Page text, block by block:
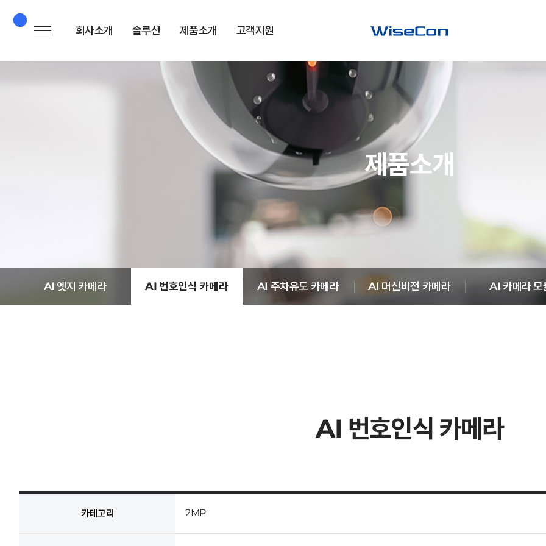
회사소개 솔루션
솔루션소개
보유기술소개
제품소개
AI 엣지 카메라
AI 번호인식
카메라
AI 주차유도
카메라
AI 카메라 모듈
IP 엔코더
고객지원
공지사항
뉴스룸
다운로드
FAQ 제품소개
AI 엣지 카메라 AI 번호인식 카메라 AI 주차유도 카메라 AI 머신비전 카메라 AI 카메라 모
AI 번호인식 카메라
카테고리 2MP